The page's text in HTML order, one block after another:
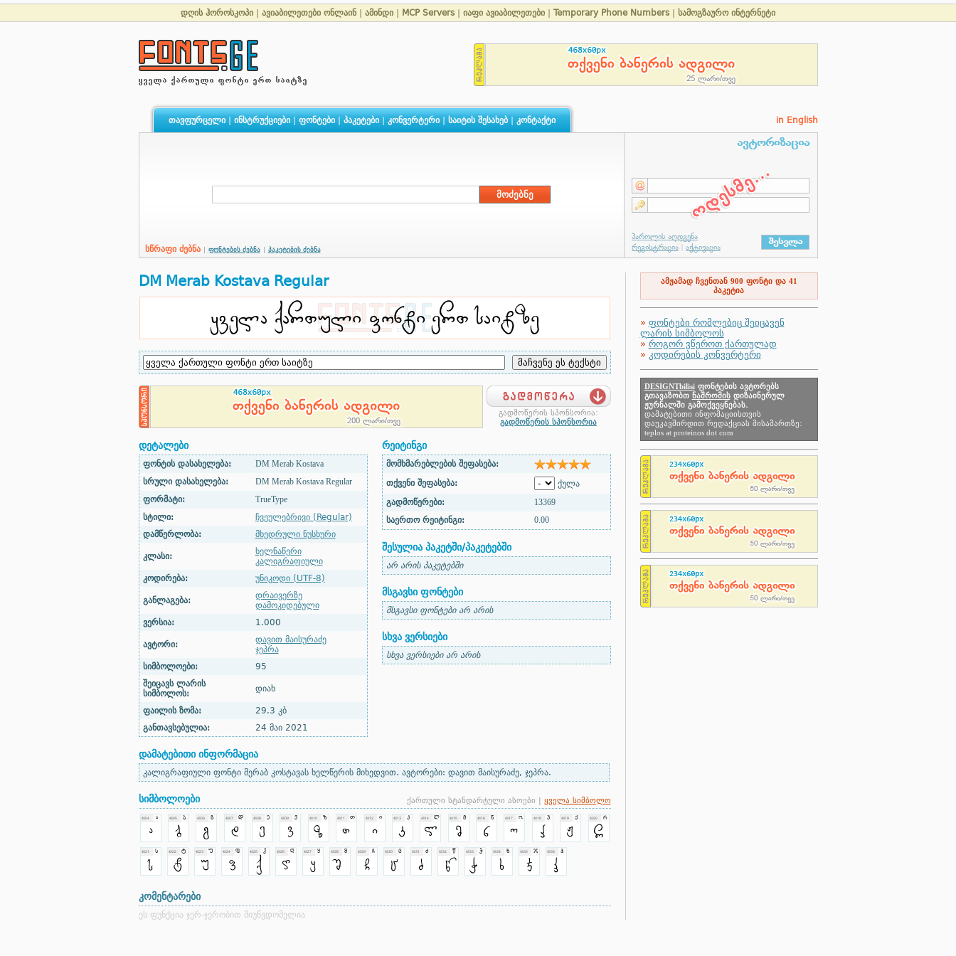
დღის ჰოროსკოპი ავიაბილეთები ონლაინ ამინდი MCP Servers იაფი ავიაბილეთები Temporary Phone Numbers სამოგზაურო ინტერნეტი
თავფურცელი| ინსტრუქციები| ფონტები| პაკეტები| კონვერტერი| საიტის შესახებ| კონტაქტი in English
სწრაფი ძებნა ფონტების ძებნა პაკეტების ძებნა
DM Merab Kostava Regular
გადმოწერის სპონსორია:
გადმოწერის სპონსორია
დეტალები
ფონტის დასახელება:
DM Merab Kostava
სრული დასახელება:
DM Merab Kostava Regular
ფორმატი:
TrueType
სტილი:
ჩვეულებრივი (Regular)
დამწერლობა:
მხედრული ნუსხური
კლასი:
ხელნაწერი
კალიგრაფიული
კოდირება:
უნიკოდი (UTF-8)
განლაგება:
დრაივერზე
დამოკიდებული
ვერსია:
1.000
ავტორი:
დავით მაისურაძე
ჯეპრა
სიმბოლოები:
95
შეიცავს ლარის
სიმბოლოს:
დიახ
ფაილის ზომა:
29.3 კბ
განთავსებულია:
24 მაი 2021
რეიტინგი
მომხმარებლების შეფასება:
თქვენი შეფასება:
ქულა
გადმოწერები:
13369
საერთო რეიტინგი:
0.00
შესულია პაკეტში/პაკეტებში
არ არის პაკეტებში
მსგავსი ფონტები
მსგავსი ფონტები არ არის
სხვა ვერსიები
სხვა ვერსიები არ არის
დამატებითი ინფორმაცია
კალიგრაფიული ფონტი მერაბ კოსტავას ხელწერის მიხედვით. ავტორები: დავით მაისურაძე, ჯეპრა.
სიმბოლოები ქართული სტანდარტული ასოები | ყველა სიმბოლო
კომენტარები
ეს ფუნქცია ჯერ-ჯერობით მიუწვდომელია
ამჟამად ჩვენთან 900 ფონტი და 41
პაკეტია
» ფონტები რომლებიც შეიცავენ
ლარის სიმბოლოს
» როგორ ვწეროთ ქართულად
» კოდირების კონვერტერი
DESIGNTbilisiფონტების ავტორებს
გთავაზობთ ნაშრომისდიზაინერულ
ჟურნალში გამოქვეყნებას.
დამატებითი ინფომაციისთვის
დაუკავშირდით რედაქციას მისამართზე:
teplos at proteinos dot com